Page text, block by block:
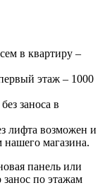
в квартиру –
этаж – 1000
заноса в
лифта возможен и
нашего магазина.
панель или
по этажам